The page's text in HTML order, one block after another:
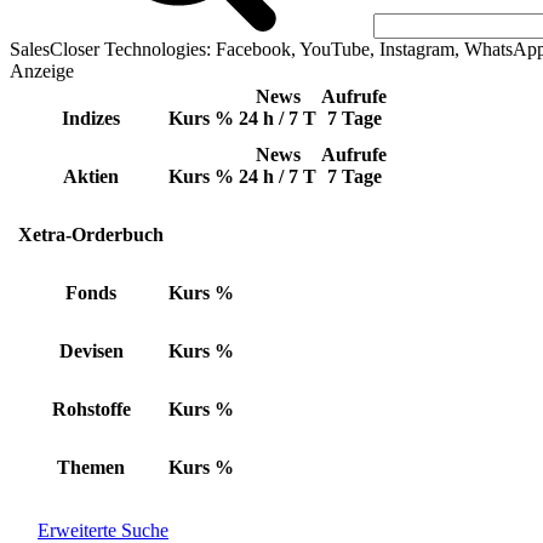
SalesCloser Technologies: Facebook, YouTube, Instagram,
Anzeige
Indizes Kurs %
News
24 h / 7 T
Aufrufe
7 Tage
Aktien Kurs %
News
24 h / 7 T
Aufrufe
7 Tage
Xetra-Orderbuch
Fonds Kurs %
Devisen Kurs %
Rohstoffe Kurs %
Themen Kurs %
Erweiterte Suche